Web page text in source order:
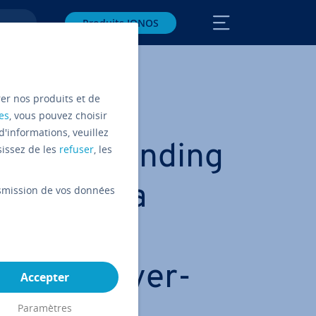
Produits IONOS
landing
la
vos con­ver­
nos produits et de
, vous pouvez choisir
veuillez
de les refuser, les
de vos données
Accepter
Paramètres